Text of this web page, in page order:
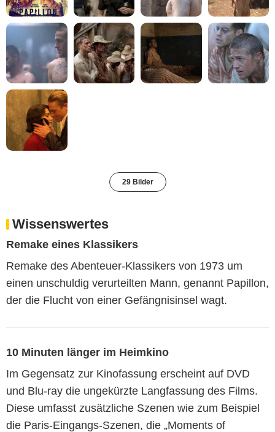
29 Bilder
Wissenswertes
Remake eines Klassikers
Remake des Abenteuer-Klassikers von 1973 um
einen unschuldig verurteilten Mann, genannt Papillon,
der die Flucht von einer Gefängnisinsel wagt.
10 Minuten länger im Heimkino
Im Gegensatz zur Kinofassung erscheint auf DVD
und Blu-ray die ungekürzte Langfassung des Films.
Diese umfasst zusätzliche Szenen wie zum Beispiel
die Paris-Eingangs-Szenen, die „Moments of